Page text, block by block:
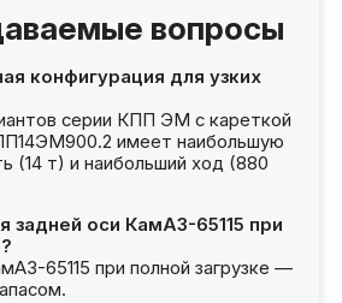
вопросы
конфигурация для узких
серии КПП ЭМ с кареткой
имеет наибольшую
(14 т) и наибольший ход (880
задней оси КамАЗ-65115 при
65115 при полной загрузке —